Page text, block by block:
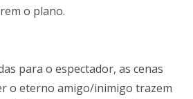
o plano.
para o espectador, as cenas
o eterno amigo/inimigo trazem